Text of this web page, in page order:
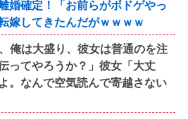
婚確定！「お前らがボドゲやっ
嫁してきたんだがｗｗｗｗ
俺は大盛り、彼女は普通のを注
ってやろうか？」彼女「大丈
。なんで空気読んで寄越さない